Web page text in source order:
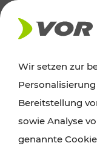
AKTUELLES
Wien,
Wir setzen zur
Bereitstellung
sowie Analyse
genannte